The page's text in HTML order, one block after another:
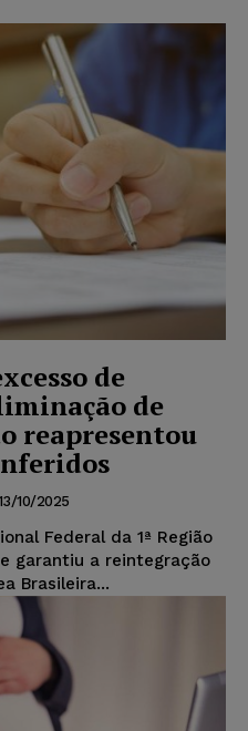
de
de
reapresentou
10/2025
Federal da 1ª Região
garantiu a reintegração
Brasileira...